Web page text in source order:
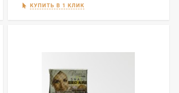
КУПИТЬ В 1 КЛИК